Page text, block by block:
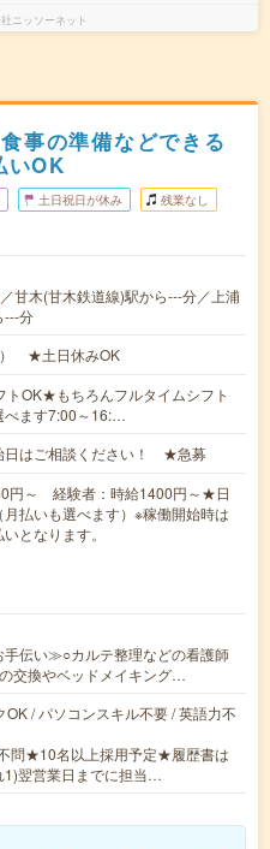
ニッソーネット
事の準備などできる
いOK
土日祝日が休み 残業なし
甘木(甘木鉄道線)駅から---分／上浦
---分
） ★土日休みOK
OK★もちろんフルタイムシフト
べます7:00～16:…
日はご相談ください！ ★急募
円～ 経験者：時給1400円～★日
払いも選べます）※稼働開始時は
となります。
伝い≫○カルテ整理などの看護師
交換やベッドメイキング…
/ パソコンスキル不要 / 英語力不
問★10名以上採用予定★履歴書は
翌営業日までに担当…